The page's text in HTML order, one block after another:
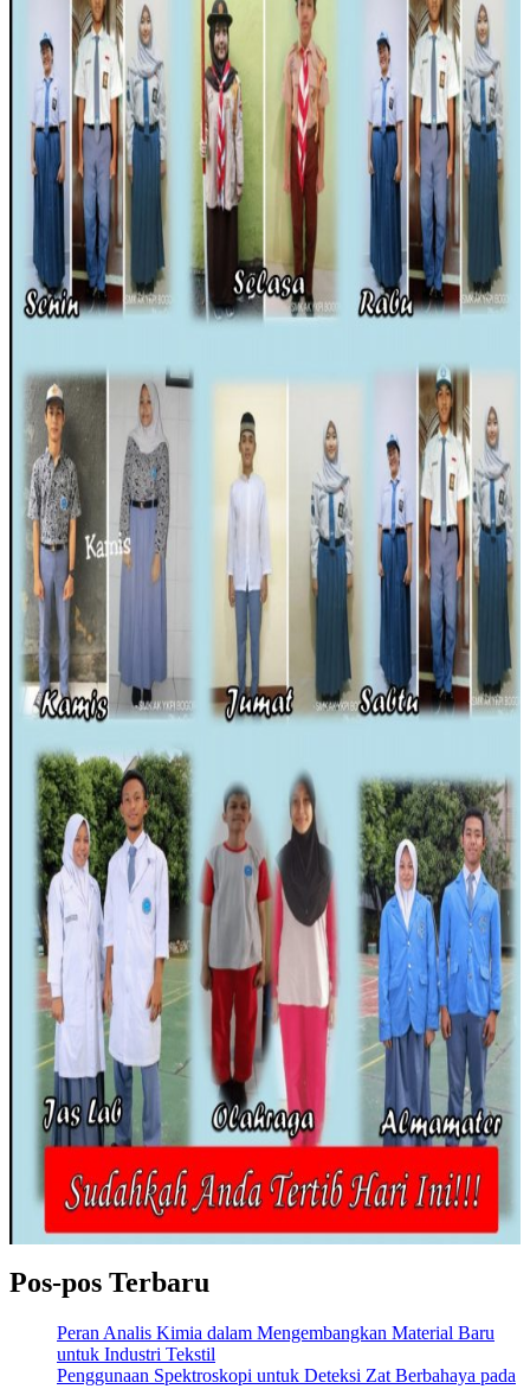
Pos-pos Terbaru
Peran Analis Kimia dalam Mengembangkan Material Baru
untuk Industri Tekstil
Penggunaan Spektroskopi untuk Deteksi Zat Berbahaya pada